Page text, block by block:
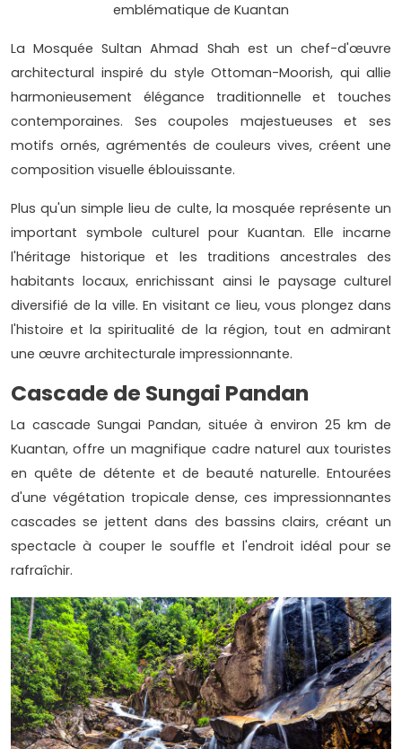
emblématique de Kuantan
La Mosquée Sultan Ahmad Shah est un chef-d'œuvre
architectural inspiré du style Ottoman-Moorish, qui allie
harmonieusement élégance traditionnelle et touches
contemporaines. Ses coupoles majestueuses et ses
motifs ornés, agrémentés de couleurs vives, créent une
composition visuelle éblouissante.
Plus qu'un simple lieu de culte, la mosquée représente un
important symbole culturel pour Kuantan. Elle incarne
l'héritage historique et les traditions ancestrales des
habitants locaux, enrichissant ainsi le paysage culturel
diversifié de la ville. En visitant ce lieu, vous plongez dans
l'histoire et la spiritualité de la région, tout en admirant
une œuvre architecturale impressionnante.
Cascade de Sungai Pandan
La cascade Sungai Pandan, située à environ 25 km de
Kuantan, offre un magnifique cadre naturel aux touristes
en quête de détente et de beauté naturelle. Entourées
d'une végétation tropicale dense, ces impressionnantes
cascades se jettent dans des bassins clairs, créant un
spectacle à couper le souffle et l'endroit idéal pour se
rafraîchir.